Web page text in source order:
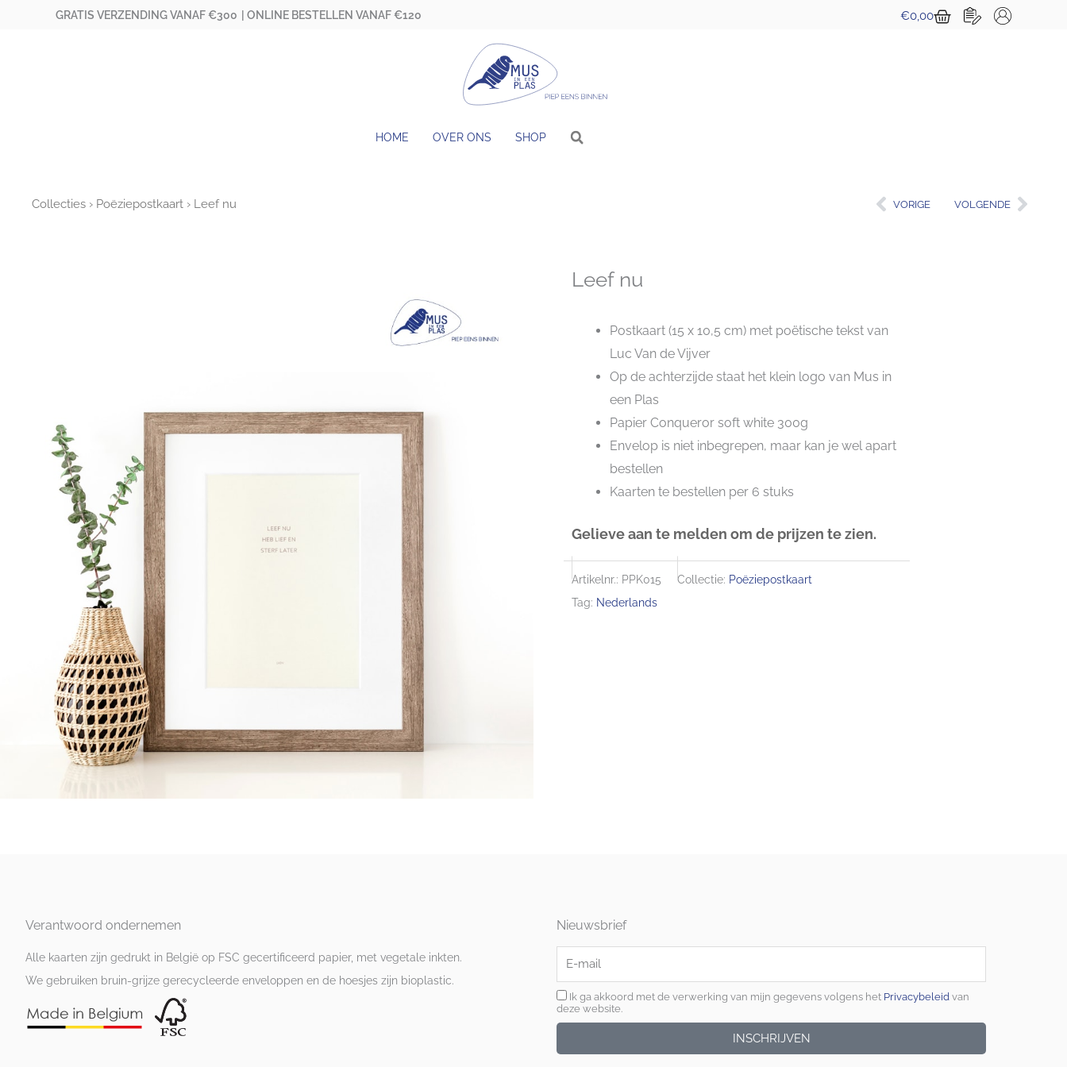
GRATIS VERZENDING VANAF €300 | ONLINE BESTELLEN VANAF €120 €0,00Winkelwagen
HOME OVER ONS SHOP
Collecties › Poëziepostkaart › Leef nu Vorige
VORIGE VOLGENDE
Leef nu
Postkaart (15 x 10,5 cm) met poëtische tekst van
Luc Van de Vijver
Op de achterzijde staat het klein logo van Mus in
een Plas
Papier Conqueror soft white 300g
Envelop is niet inbegrepen, maar kan je wel apart
bestellen
Kaarten te bestellen per 6 stuks
Gelieve aan te melden om de prijzen te zien.
Artikelnr.: PPK015 Collectie: Poëziepostkaart
Tag: Nederlands
Verantwoord ondernemen
Alle kaarten zijn gedrukt in België op FSC gecertificeerd papier, met vegetale inkten.
We gebruiken bruin-grijze gerecycleerde enveloppen en de hoesjes zijn bioplastic.
Nieuwsbrief
E-
mail
Ik ga akkoord met de verwerking van mijn gegevens volgens het Privacybeleid van
deze website.
INSCHRIJVEN